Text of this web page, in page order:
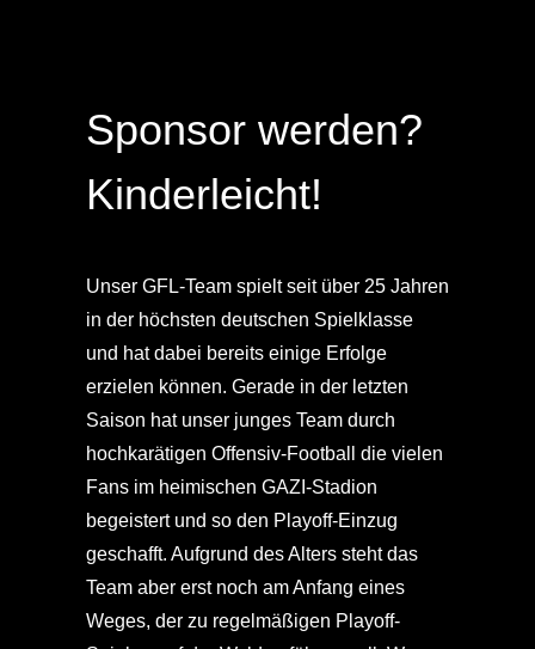
Sponsor werden?
Kinderleicht!
Unser GFL-Team spielt seit über 25 Jahren
in der höchsten deutschen Spielklasse
und hat dabei bereits einige Erfolge
erzielen können. Gerade in der letzten
Saison hat unser junges Team durch
hochkarätigen Offensiv-Football die vielen
Fans im heimischen GAZI-Stadion
begeistert und so den Playoff-Einzug
geschafft. Aufgrund des Alters steht das
Team aber erst noch am Anfang eines
Weges, der zu regelmäßigen Playoff-